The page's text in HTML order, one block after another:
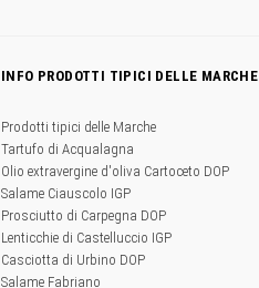
INFO PRODOTTI TIPICI DELLE MARCHE
Prodotti tipici delle Marche
Tartufo di Acqualagna
Olio extravergine d'oliva Cartoceto DOP
Salame Ciauscolo IGP
Prosciutto di Carpegna DOP
Lenticchie di Castelluccio IGP
Casciotta di Urbino DOP
Salame Fabriano